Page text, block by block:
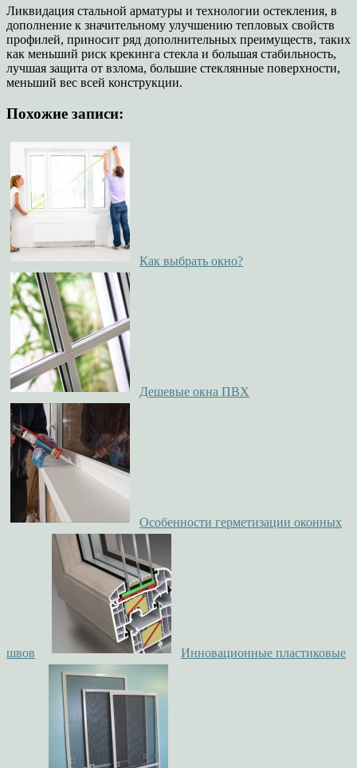
Ликвидация стальной арматуры и технологии остекления, в
дополнение к значительному улучшению тепловых свойств
профилей, приносит ряд дополнительных преимуществ, таких
как меньший риск крекинга стекла и большая стабильность,
лучшая защита от взлома, большие стеклянные поверхности,
меньший вес всей конструкции.
Похожие записи:
Как выбрать окно?
Дешевые окна ПВХ
Особенности герметизации оконных
швов Инновационные пластиковые